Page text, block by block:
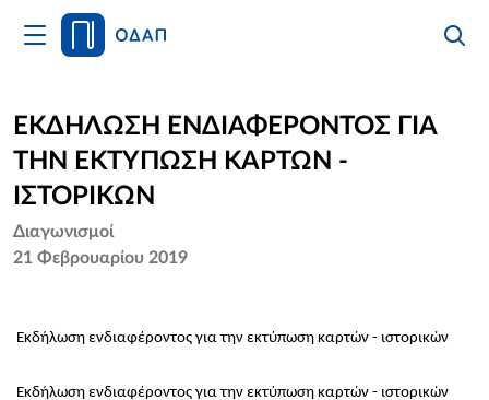
Άνοιγμα
Κυρίως
Αρχική
Οργανισμός
Υπηρεσίες
Επικοινωνία
ΕΚΔΗΛΩΣΗ ΕΝΔΙΑΦΕΡΟΝΤΟΣ ΓΙΑ
ΤΗΝ ΕΚΤΥΠΩΣΗ ΚΑΡΤΩΝ -
ΙΣΤΟΡΙΚΩΝ
Διαγωνισμοί
21 Φεβρουαρίου 2019
Εκδήλωση ενδιαφέροντος για την εκτύπωση καρτών - ιστορικών
Εκδήλωση ενδιαφέροντος για την εκτύπωση καρτών - ιστορικών